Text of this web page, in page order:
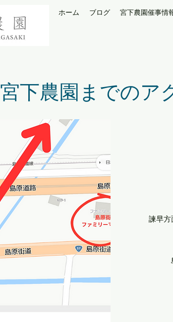
ホーム ブログ 宮下農園催事情
宮下農園までのア
諫早方